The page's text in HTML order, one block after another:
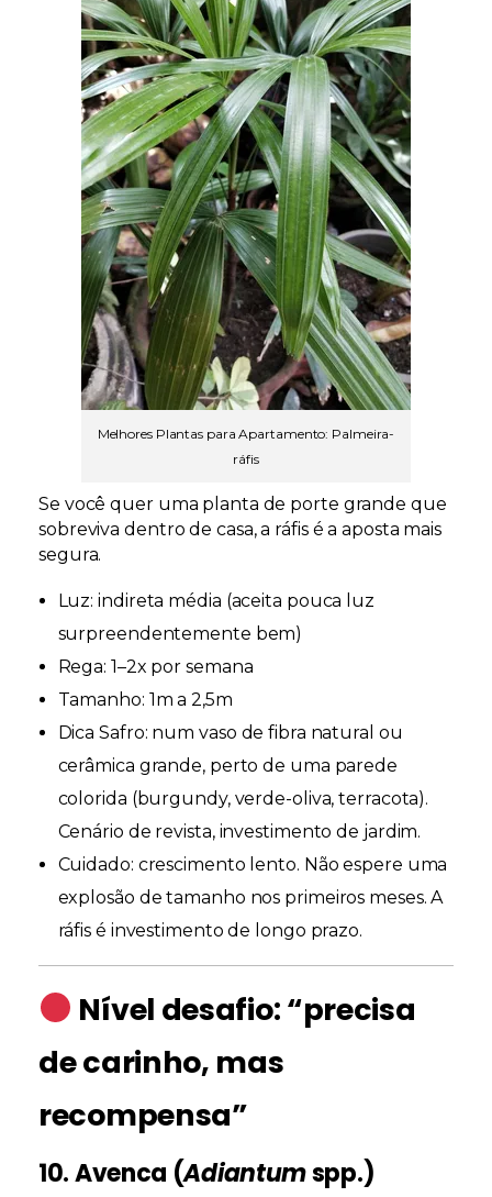
Melhores Plantas para Apartamento: Palmeira-
ráfis
Se você quer uma planta de porte grande que
sobreviva dentro de casa, a ráfis é a aposta mais
segura.
Luz: indireta média (aceita pouca luz
surpreendentemente bem)
Rega: 1–2x por semana
Tamanho: 1m a 2,5m
Dica Safro: num vaso de fibra natural ou
cerâmica grande, perto de uma parede
colorida (burgundy, verde-oliva, terracota).
Cenário de revista, investimento de jardim.
Cuidado: crescimento lento. Não espere uma
explosão de tamanho nos primeiros meses. A
ráfis é investimento de longo prazo.
Nível desafio: “precisa
de carinho, mas
recompensa”
10. Avenca (Adiantumspp.)